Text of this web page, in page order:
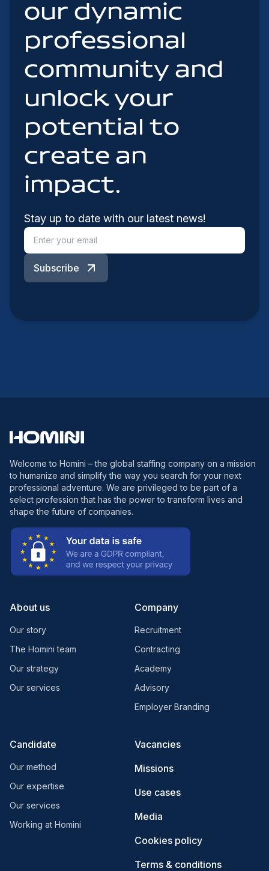
our dynamic
professional
community and
unlock your
potential to
create an
impact.
Stay up to date with our latest news!
Subscribe
Welcome to Homini – the global staffing company on a mission
to humanize and simplify the way you search for your next
professional adventure. We are privileged to be part of a
select profession that has the power to transform lives and
shape the future of companies.
About us
Our story
The Homini team
Our strategy
Our services
Company
Recruitment
Contracting
Academy
Advisory
Employer Branding
Candidate
Our method
Our expertise
Our services
Working at Homini
Vacancies
Missions
Use cases
Media
Cookies policy
Terms & conditions